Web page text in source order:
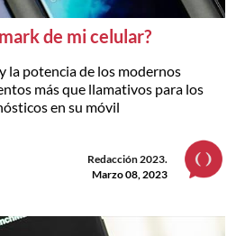
de mi celular?
la potencia de los modernos
más que llamativos para los
en su móvil
Redacción 2023.
Marzo 08, 2023